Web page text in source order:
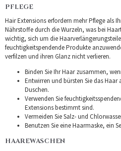
PFLEGE
Hair Extensions erfordern mehr Pflege als
Nährstoffe durch die Wurzeln, was bei
wichtig, sich um die
feuchtigkeitspendende Produkte
verfilzen und ihren Glanz nicht verlieren.
Binden Sie Ihr Haar zusammen,
Entwirren und bürsten Sie das
Duschen.
Verwenden Sie
Extensions bestimmt sind.
Vermeiden Sie Salz- und
Benutzen Sie eine Haarmaske, ein
HAAREWASCHEN